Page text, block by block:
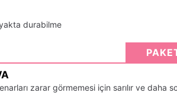
durabilme
zarar görmemesi için sarılır ve daha